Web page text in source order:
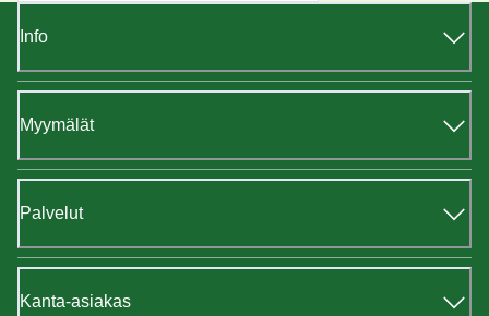
Info
Myymälät
Palvelut
Kanta-asiakas